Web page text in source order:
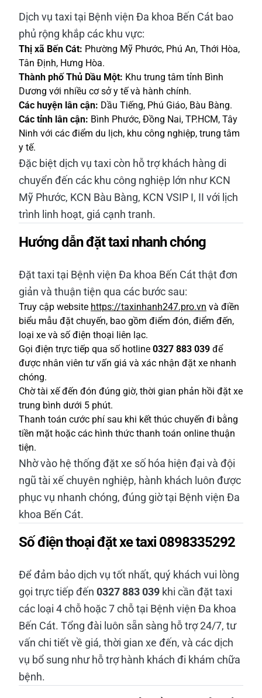
Dịch vụ taxi tại Bệnh viện Đa khoa Bến Cát bao
phủ rộng khắp các khu vực:
Thị xã Bến Cát: Phường Mỹ Phước, Phú An, Thới Hòa,
Tân Định, Hưng Hòa.
Thành phố Thủ Dầu Một: Khu trung tâm tỉnh Bình
Dương với nhiều cơ sở y tế và hành chính.
Các huyện lân cận: Dầu Tiếng, Phú Giáo, Bàu Bàng.
Các tỉnh lân cận: Bình Phước, Đồng Nai, TP.HCM, Tây
Ninh với các điểm du lịch, khu công nghiệp, trung tâm
y tế.
Đặc biệt dịch vụ taxi còn hỗ trợ khách hàng di
chuyển đến các khu công nghiệp lớn như KCN
Mỹ Phước, KCN Bàu Bàng, KCN VSIP I, II với lịch
trình linh hoạt, giá cạnh tranh.
Hướng dẫn đặt taxi nhanh chóng
Đặt taxi tại Bệnh viện Đa khoa Bến Cát thật đơn
giản và thuận tiện qua các bước sau:
Truy cập website https://taxinhanh247.pro.vn và điền
biểu mẫu đặt chuyến, bao gồm điểm đón, điểm đến,
loại xe và số điện thoại liên lạc.
Gọi điện trực tiếp qua số hotline 0327 883 039 để
được nhân viên tư vấn giá và xác nhận đặt xe nhanh
chóng.
Chờ tài xế đến đón đúng giờ, thời gian phản hồi đặt xe
trung bình dưới 5 phút.
Thanh toán cước phí sau khi kết thúc chuyến đi bằng
tiền mặt hoặc các hình thức thanh toán online thuận
tiện.
Nhờ vào hệ thống đặt xe số hóa hiện đại và đội
ngũ tài xế chuyên nghiệp, hành khách luôn được
phục vụ nhanh chóng, đúng giờ tại Bệnh viện Đa
khoa Bến Cát.
Số điện thoại đặt xe taxi 0898335292
Để đảm bảo dịch vụ tốt nhất, quý khách vui lòng
gọi trực tiếp đến 0327 883 039 khi cần đặt taxi
các loại 4 chỗ hoặc 7 chỗ tại Bệnh viện Đa khoa
Bến Cát. Tổng đài luôn sẵn sàng hỗ trợ 24/7, tư
vấn chi tiết về giá, thời gian xe đến, và các dịch
vụ bổ sung như hỗ trợ hành khách đi khám chữa
bệnh.